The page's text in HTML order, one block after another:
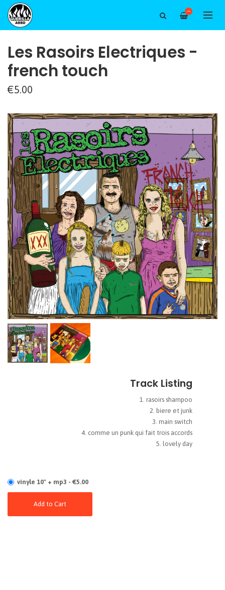
—
Les Rasoirs Electriques -
french touch
€5.00
Track Listing
rasoirs shampoo
biere et junk
main switch
comme un punk qui fait trois accords
lovely day
vinyle 10" + mp3 - €5.00
Add to Cart